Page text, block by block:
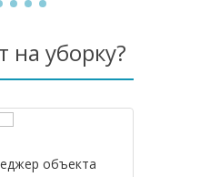
на уборку?
объекта